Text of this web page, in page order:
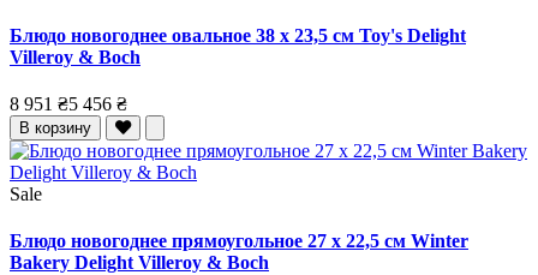
Блюдо новогоднее овальное 38 x 23,5 см Toy's Delight
Villeroy & Boch
8 951 ₴5 456 ₴
В корзину
Sale
Блюдо новогоднее прямоугольное 27 x 22,5 см Winter
Bakery Delight Villeroy & Boch